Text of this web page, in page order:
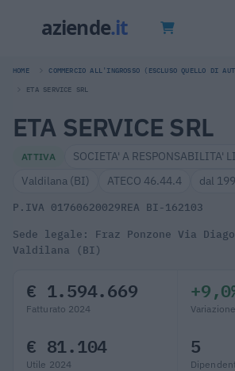
HOME COMMERCIO ALL'INGROSSO (ESCLUSO QUELLO DI
ETA SERVICE SRL
ETA SERVICE SRL
ATTIVA
SOCIETA' A RESPONSABILITA'
Valdilana (BI)
ATECO 46.44.4 dal
P.IVA 01760620029REA BI-162103
Sede legale: Fraz Ponzone Via
Valdilana (BI)
€ 1.594.669
Fatturato 2024
€ 81.104
Utile 2024
5